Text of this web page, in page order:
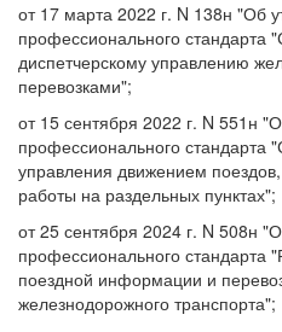
от 17 марта 2022 г. N 138н "Об
профессионального стандарта
диспетчерскому управлению
перевозками";
от 15 сентября 2022 г. N 551н
профессионального стандарта
управления движением
работы на раздельных пунктах";
от 25 сентября 2024 г. N 508н
профессионального стандарта
поездной информации и
железнодорожного транспорта";